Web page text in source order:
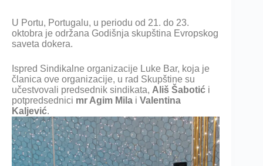
U Portu, Portugalu, u periodu od 21. do 23.
oktobra je održana Godišnja skupština Evropskog
saveta dokera.
Ispred Sindikalne organizacije Luke Bar, koja je
članica ove organizacije, u rad Skupštine su
učestvovali predsednik sindikata, Ališ Šabotić i
potpredsednici mr Agim Mila i Valentina
Kaljević.